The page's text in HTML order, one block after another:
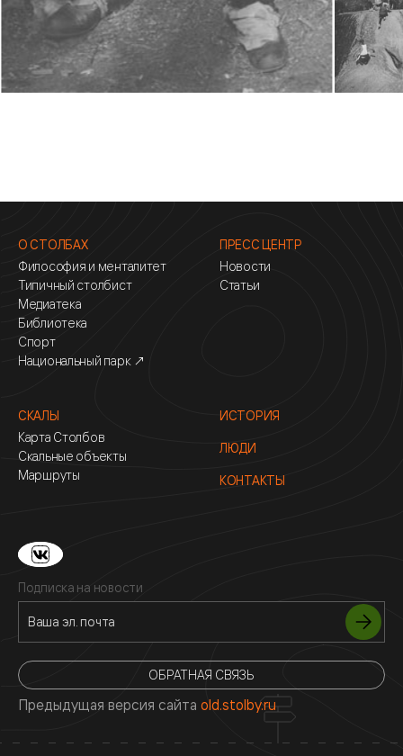
О СТОЛБАХ
Философия и менталитет
Типичный столбист
Медиатека
Библиотека
Спорт
Национальный парк ↗
ПРЕСС ЦЕНТР
Новости
Статьи
СКАЛЫ
Карта Столбов
Скальные объекты
Маршруты
ИСТОРИЯ
ЛЮДИ
КОНТАКТЫ
Подписка на новости
ОБРАТНАЯ СВЯЗЬ
Предыдущая версия сайта old.stolby.ru